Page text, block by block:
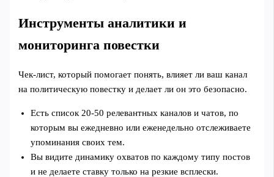
Инструменты аналитики и
мониторинга повестки
Чек‑лист, который помогает понять, влияет ли ваш канал
на политическую повестку и делает ли он это безопасно.
Есть список 20-50 релевантных каналов и чатов, по
которым вы ежедневно или еженедельно отслеживаете
упоминания своих тем.
Вы видите динамику охватов по каждому типу постов
и не делаете ставку только на резкие всплески.